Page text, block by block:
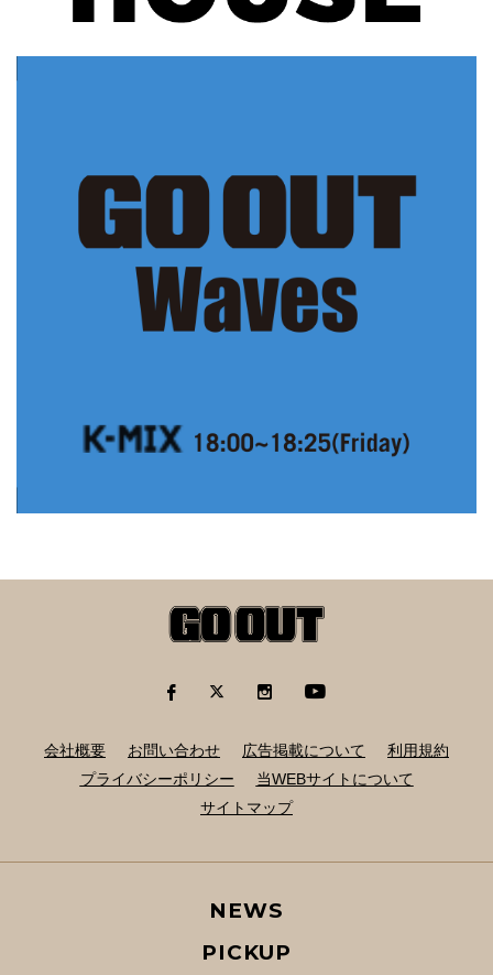
会社概要 お問い合わせ 広告掲載について
利用規約
プライバシーポリシー
当WEBサイトについて
サイトマップ
NEWS
PICKUP